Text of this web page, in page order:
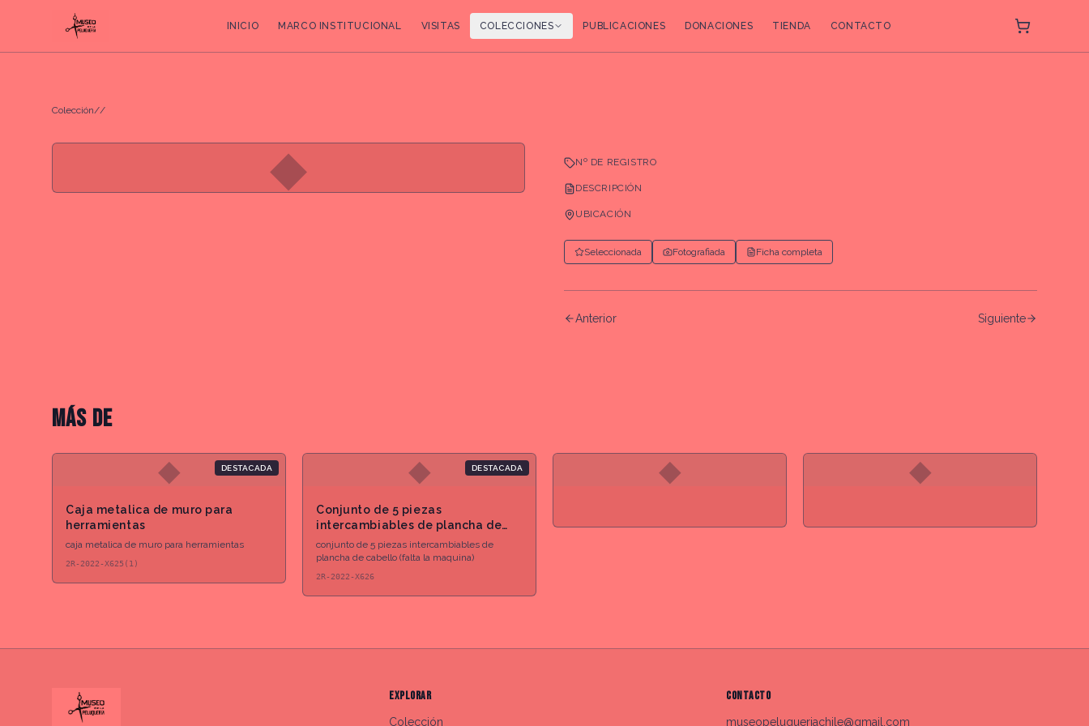
INICIO MARCO INSTITUCIONAL VISITAS COLECCIONES PUBLICACIONES DONACIONES TIENDA CONTACTO
Colección//
◆ Nº DE REGISTRO
DESCRIPCIÓN
UBICACIÓN
Seleccionada Fotografiada Ficha completa
Anterior Siguiente
MÁS DE
◆ DESTACADA
Caja metalica de muro para
herramientas
caja metalica de muro para herramientas
2R-2022-X625(1)
◆ DESTACADA
Conjunto de 5 piezas
intercambiables de plancha de
cabello (falta la maquina)
conjunto de 5 piezas intercambiables de
plancha de cabello (falta la maquina)
2R-2022-X626
◆ ◆
EXPLORAR
Colección
CONTACTO
museopeluqueriachile@gmail.com